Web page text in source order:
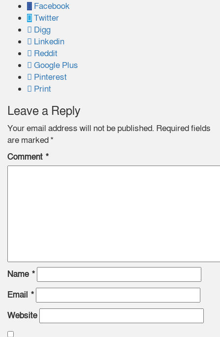
Facebook
Twitter
Digg
Linkedin
Reddit
Google Plus
Pinterest
Print
Leave a Reply
Your email address will not be published. Required fields
are marked*
Comment *
Name *
Email *
Website